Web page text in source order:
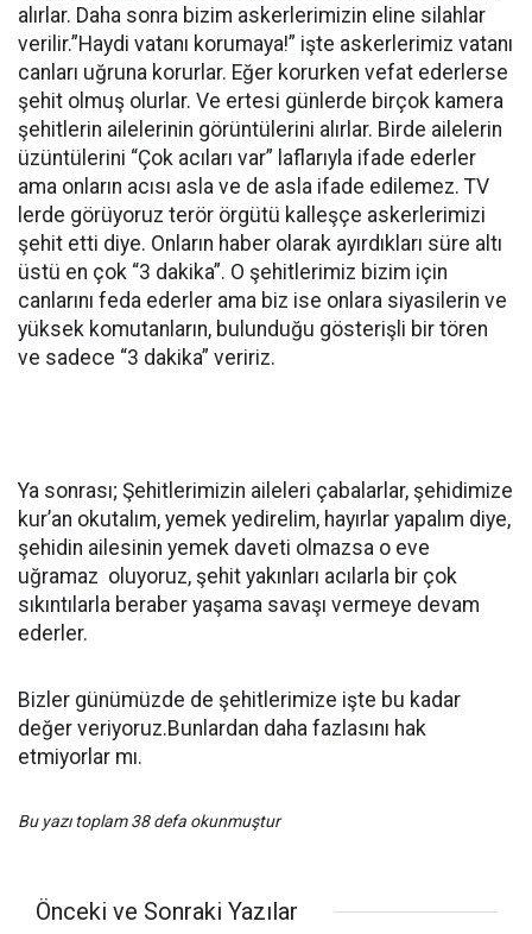
alırlar. Daha sonra bizim askerlerimizin eline silahlar
verilir.”Haydi vatanı korumaya!” işte askerlerimiz vatanı
canları uğruna korurlar. Eğer korurken vefat ederlerse
şehit olmuş olurlar. Ve ertesi günlerde birçok kamera
şehitlerin ailelerinin görüntülerini alırlar. Birde ailelerin
üzüntülerini “Çok acıları var” laflarıyla ifade ederler
ama onların acısı asla ve de asla ifade edilemez. TV
lerde görüyoruz terör örgütü kalleşçe askerlerimizi
şehit etti diye. Onların haber olarak ayırdıkları süre altı
üstü en çok “3 dakika”. O şehitlerimiz bizim için
canlarını feda ederler ama biz ise onlara siyasilerin ve
yüksek komutanların, bulunduğu gösterişli bir tören
ve sadece “3 dakika” veririz.
Ya sonrası; Şehitlerimizin aileleri çabalarlar, şehidimize
kur’an okutalım, yemek yedirelim, hayırlar yapalım diye,
şehidin ailesinin yemek daveti olmazsa o eve
uğramaz oluyoruz, şehit yakınları acılarla bir çok
sıkıntılarla beraber yaşama savaşı vermeye devam
ederler.
Bizler günümüzde de şehitlerimize işte bu kadar
değer veriyoruz.Bunlardan daha fazlasını hak
etmiyorlar mı.
Bu yazı toplam 38 defa okunmuştur
Önceki ve Sonraki Yazılar